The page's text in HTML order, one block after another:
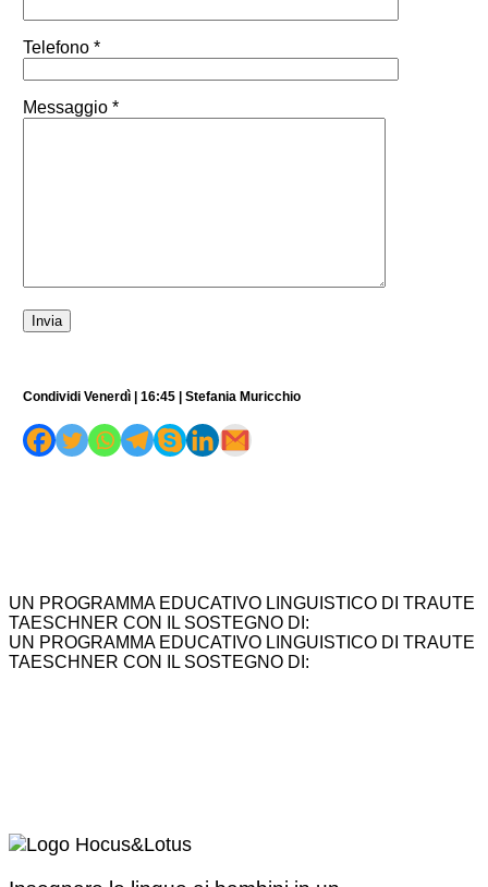
Telefono *
Messaggio *
Condividi Venerdì | 16:45 | Stefania Muricchio
UN PROGRAMMA EDUCATIVO LINGUISTICO DI TRAUTE
TAESCHNER CON IL SOSTEGNO DI:
UN PROGRAMMA EDUCATIVO LINGUISTICO DI TRAUTE
TAESCHNER CON IL SOSTEGNO DI: